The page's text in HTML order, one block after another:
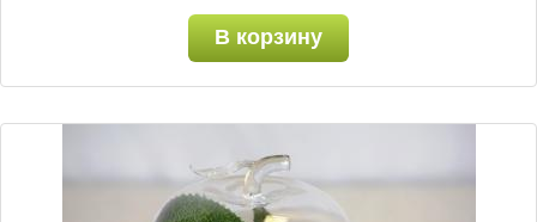
В корзину